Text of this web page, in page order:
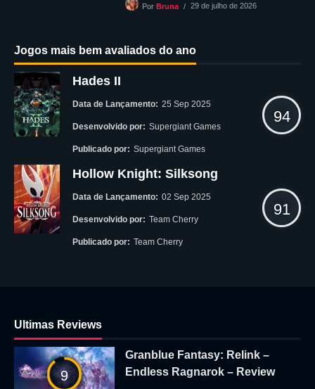
PorBruna 29 de julho de 2026
Jogos mais bem avaliados do ano
Hades II
Data de Lançamento: 25 Sep 2025
Desenvolvido por: Supergiant Games
Publicado por: Supergiant Games
94
Hollow Knight: Silksong
Data de Lançamento: 02 Sep 2025
Desenvolvido por: Team Cherry
Publicado por: Team Cherry
91
Ultimas Reviews
9
Granblue Fantasy: Relink –
Endless Ragnarok – Review